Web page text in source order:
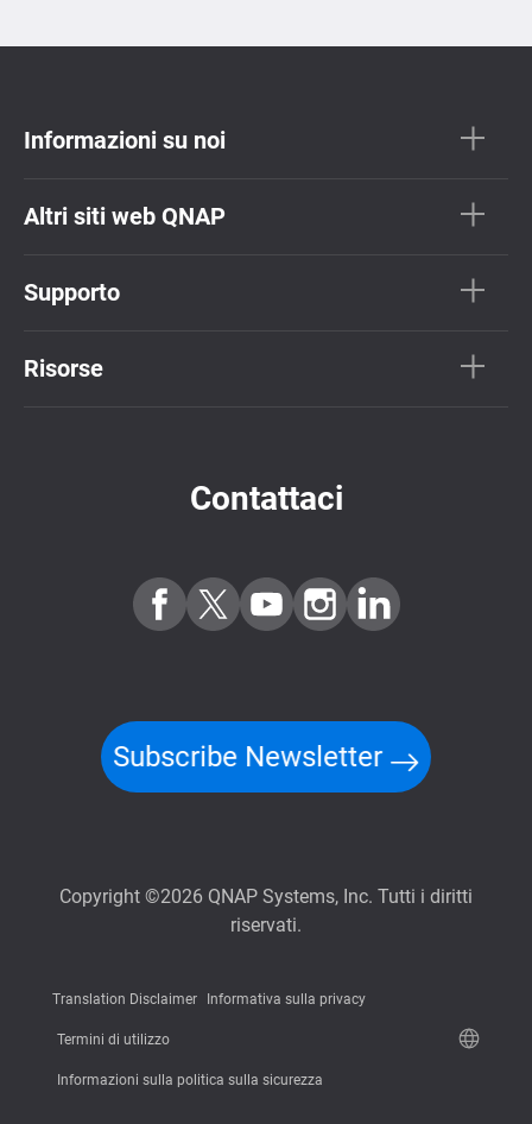
Informazioni su noi
Altri siti web QNAP
Supporto
Risorse
Contattaci
Subscribe Newsletter
Copyright ©2026 QNAP Systems, Inc. Tutti i diritti
riservati.
Translation Disclaimer Informativa sulla privacy
Termini di utilizzo
Informazioni sulla politica sulla sicurezza